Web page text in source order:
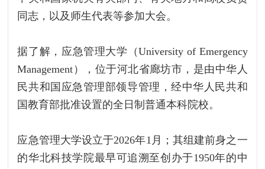
同志，以及师生代表等参加大会。
据了解，应急管理大学（University of Emergency
Management），位于河北省廊坊市，是由中华人
民共和国应急管理部领导管理，经中华人民共和
国教育部批准设置的全日制普通本科院校。
应急管理大学设立于2026年1月；其组建前身之一
的华北科技学院最早可追溯至创办于1950年的中